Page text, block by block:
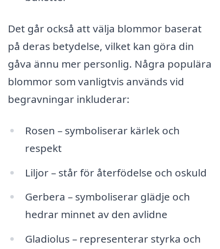
Det går också att välja blommor baserat
på deras betydelse, vilket kan göra din
gåva ännu mer personlig. Några populära
blommor som vanligtvis används vid
begravningar inkluderar:
Rosen – symboliserar kärlek och
respekt
Liljor – står för återfödelse och oskuld
Gerbera – symboliserar glädje och
hedrar minnet av den avlidne
Gladiolus – representerar styrka och